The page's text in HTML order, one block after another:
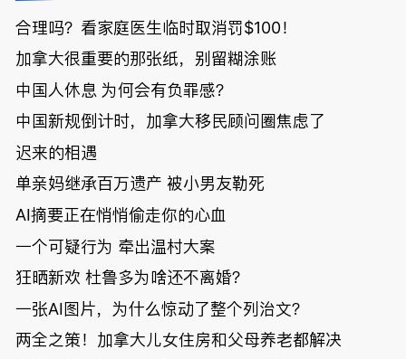
温“丑陋土
豆日”冲击
吉尼斯纪
录；惨！留
骗光2万美
元，还被卷
入跨国刑案
账户遭封！
欠款多出$1
9万；突
发！无辜男
孩温哥华市
中心被刺身
亡；
单；房市崩
盘前兆？加
国租赁市场
恐迎暴跌危
合理吗？看家庭医生临时取消罚$100！
加拿大很重要的那张纸，别留糊涂账
中国人休息 为何会有负罪感？
中国新规倒计时，加拿大移民顾问圈焦虑了
迟来的相遇
单亲妈继承百万遗产 被小男友勒死
AI摘要正在悄悄偷走你的心血
一个可疑行为 牵出温村大案
狂晒新欢 杜鲁多为啥还不离婚？
一张AI图片，为什么惊动了整个列治文？
两全之策！加拿大儿女住房和父母养老都解决